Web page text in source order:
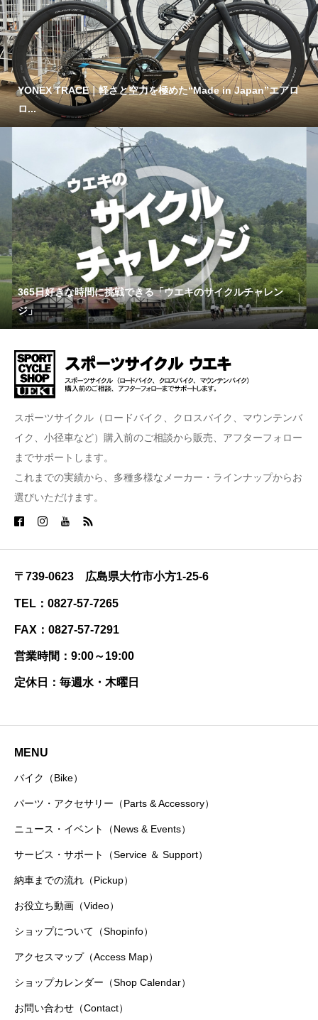
YONEX TRACE｜軽さと空力を極めた“Made in Japan”エアロ
ロ...
365日好きな時間に挑戦できる「ウエキのサイクルチャレン
ジ」
スポーツサイクル（ロードバイク、クロスバイク、マウンテンバ
イク、小径車など）購入前のご相談から販売、アフターフォロー
までサポートします。
これまでの実績から、多種多様なメーカー・ラインナップからお
選びいただけます。
〒739-0623 広島県大竹市小方1-25-6
TEL：0827-57-7265
FAX：0827-57-7291
営業時間：9:00～19:00
定休日：毎週水・木曜日
MENU
バイク（Bike）
パーツ・アクセサリー（Parts & Accessory）
ニュース・イベント（News & Events）
サービス・サポート（Service ＆ Support）
納車までの流れ（Pickup）
お役立ち動画（Video）
ショップについて（Shopinfo）
アクセスマップ（Access Map）
ショップカレンダー（Shop Calendar）
お問い合わせ（Contact）